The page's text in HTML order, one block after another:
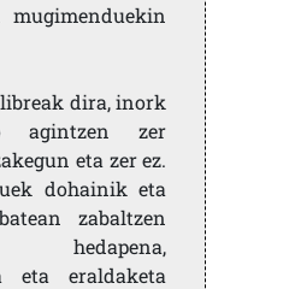
dira, inork
agintzen zer
eta zer ez.
dohainik eta
zabaltzen
eta eraldaketa